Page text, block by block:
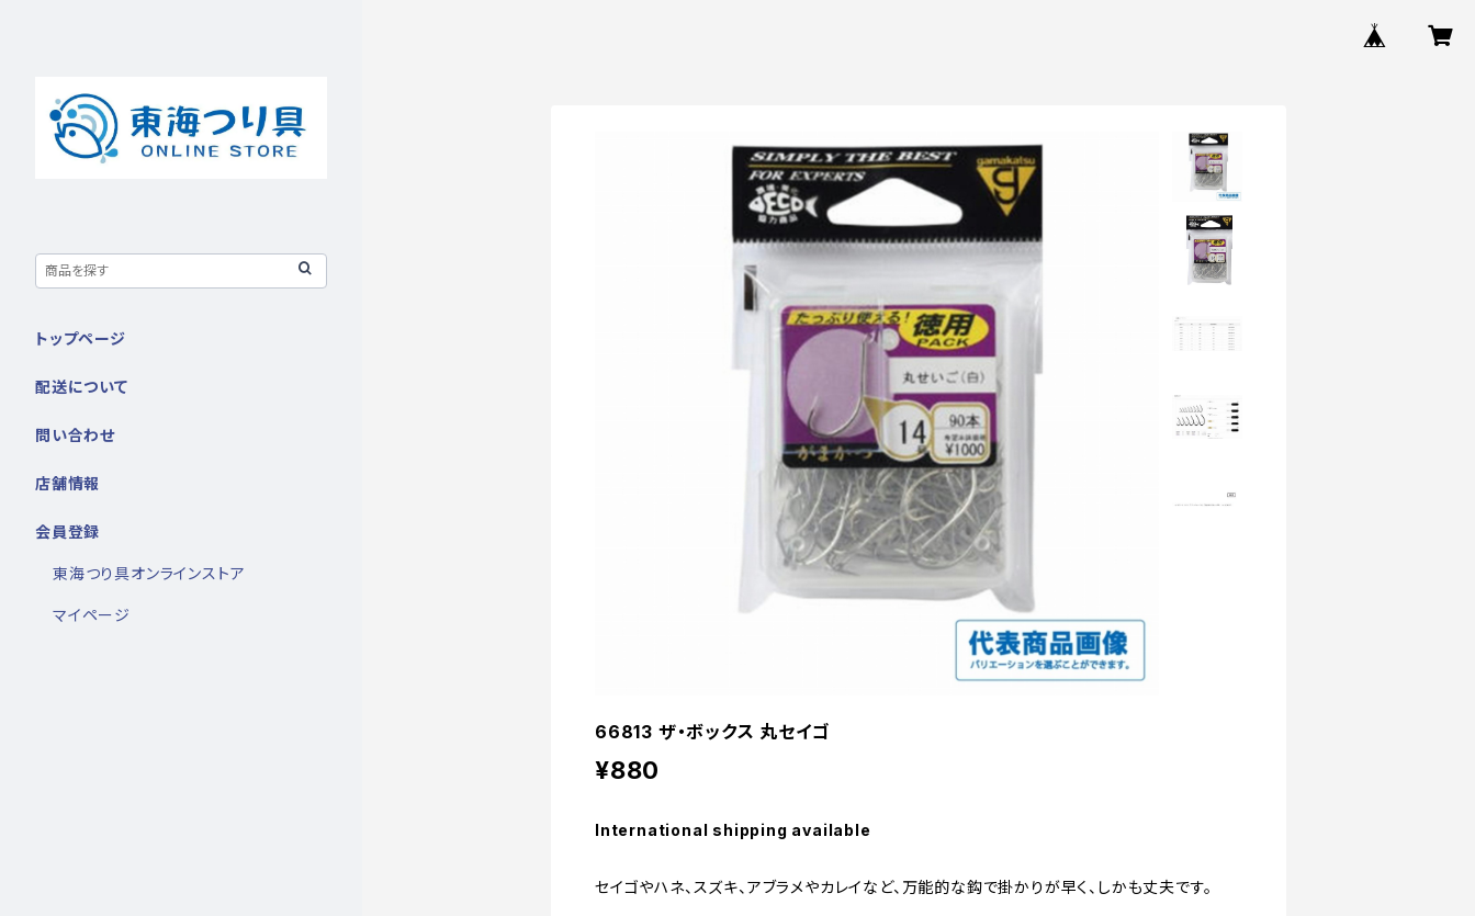
66813 ザ・ボックス 丸セイゴ
¥880
International shipping available
セイゴやハネ、スズキ、アブラメやカレイなど、万能的な鈎で掛かりが早く、しかも丈夫です。
トップページ
配送について
問い合わせ
店舗情報
会員登録
東海つり具オンラインストア
マイページ